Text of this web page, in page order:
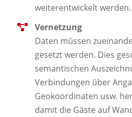
weiterentwickelt werden.
Vernetzung
Daten müssen
gesetzt werden. Dies
semantischen
Verbindungen über
Geokoordinaten usw.
damit die Gäste auf